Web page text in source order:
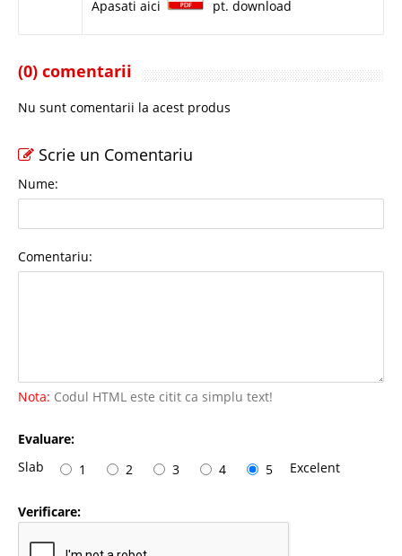
Apasati aici pt. download
(0) comentarii
Nu sunt comentarii la acest produs
Scrie un Comentariu
Nume:
Comentariu:
Nota: Codul HTML este citit ca simplu text!
Evaluare:
Slab
1 2 3 4 5 Excelent
Verificare: